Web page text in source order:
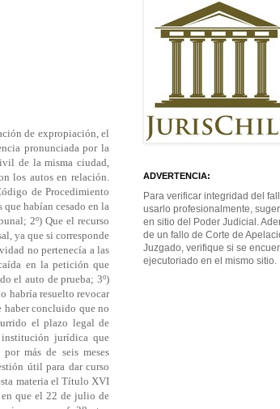
a fs.52. Acordada contra el voto de la Ministra Srta. Morales y del Ministro Sr. Oyarzún, quienes estuvieron por acoger el aludido recurso, anular la sentencia recurrida y dictar el fallo de reemplazo pertinente, confirmando el de primera instancia, que desechó la petición de abandono de procedimiento. Ello, porque en las condiciones anteriormente expuestas, correspondía y era de cargo absoluto del tribunal el impulso procesal, luego de dictarse la ya referida e injustificada resolución de fs.28 vta., que en lugar de pronunciarse derechamente sobre la petición de recibir a prueba la causa, ordenó dictar la resolución que en derecho corresponda, que no era otra que la indicada, esto es, abrir término probatorio, que fue precisamente lo pedido a fs.28 y que motivó tan anómala decisión. Frente a tal situación de hecho, no puede seguirse para la parte demandante el perjuicio de tener que soportar la sanción de abandono del procedimiento decretado. Se observa severamente al juez que dictó la aludida resolución de veintitrés de julio del año dos mil dos la anomalía en que incurrió, al no decidir lo que correspondía, de acuerdo al mérito del proceso, respecto de una presentación que no admitía otra resolución que no fuera acceder a lo pedido, en conformidad con lo que perentoriamente dispone el artículo 318 del Código de Procedimiento Civil. La Corte de Apelaciones notificará esta observación al respectivo magistrado, previa su identificación, ya que ella no consta de autos, y la anotara en la hoja de vida correspondiente. Regístrese y devuélvase, con sus agregados. Redacción a cargo del Ministro Sr. Yurac. Rol Nº1523-2004. Pronunciado por la Tercera Sala, integrada por los Ministros Sr. Domingo Yurac; Sr. Humberto Espejo y Srta. María Antonia Morales y Sr. Adalis Oyarzún; y e
ADVERTENCIA:
Para verificar integridad del
usarlo profesionalmente,
en sitio del Poder Judicial.
de un fallo de Corte de
Juzgado, verifique si se
ejecutoriado en el mismo sitio.